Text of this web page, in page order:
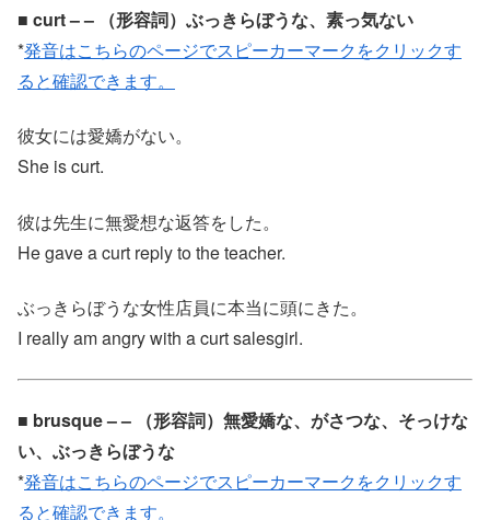
■ curt – – （形容詞）ぶっきらぼうな、素っ気ない
*発音はこちらのページでスピーカーマークをクリックす
ると確認できます。
彼女には愛嬌がない。
She is curt.
彼は先生に無愛想な返答をした。
He gave a curt reply to the teacher.
ぶっきらぼうな女性店員に本当に頭にきた。
I really am angry with a curt salesgirl.
■ brusque – – （形容詞）無愛嬌な、がさつな、そっけな
い、ぶっきらぼうな
*発音はこちらのページでスピーカーマークをクリックす
ると確認できます。